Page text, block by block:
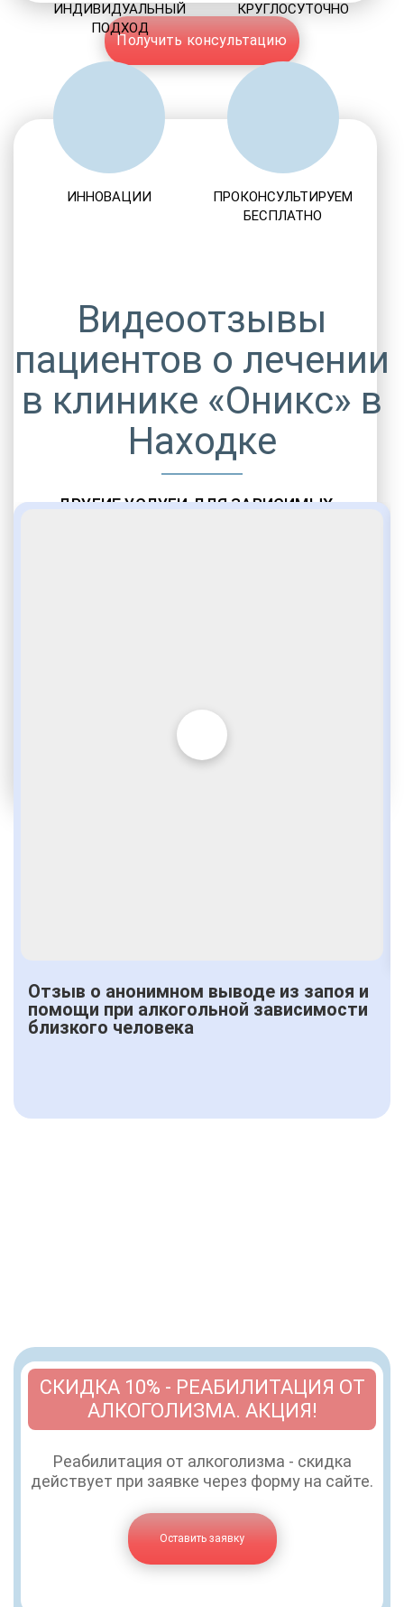
Получить консультацию
ДРУГИЕ УСЛУГИ ДЛЯ ЗАВИСИМЫХ
ИНДИВИДУАЛЬНЫЙ
ПОДХОД
КРУГЛОСУТОЧНО
ИННОВАЦИИ
ПРОКОНСУЛЬТИРУЕМ
БЕСПЛАТНО
Видеоотзывы
пациентов о лечении
в клинике «Оникс» в
Находке
Отзыв о анонимном выводе из запоя и
помощи при алкогольной зависимости
близкого человека
СКИДКА 10% - РЕАБИЛИТАЦИЯ ОТ
АЛКОГОЛИЗМА. АКЦИЯ!
Реабилитация от алкоголизма - скидка
действует при заявке через форму на сайте.
Оставить заявку